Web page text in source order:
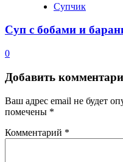
Супчик
Суп с бобами и
0
Добавить
Ваш адрес email не будет
помечены *
Комментарий *